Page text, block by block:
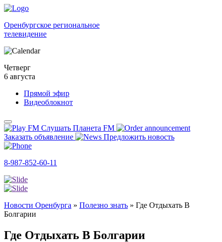
Оренбургское региональное
телевидение
Четверг
6 августа
Прямой эфир
Видеоблокнот
Слушать Планета FM
Заказать объявление
Предложить новость
8-987-852-60-11
Новости Оренбурга » Полезно знать » Где Отдыхать В
Болгарии
Где Отдыхать В Болгарии